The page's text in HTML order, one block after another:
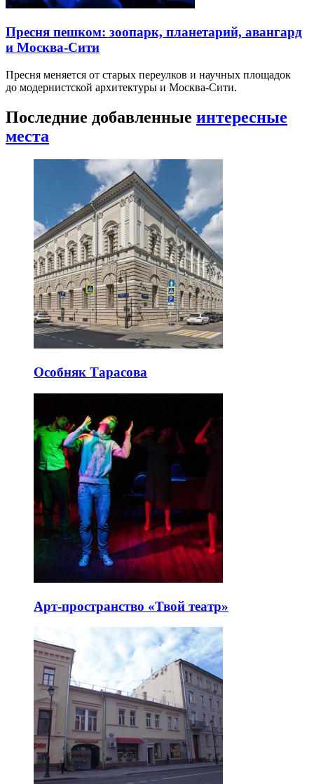
Пресня пешком: зоопарк, планетарий, авангард
и Москва-Сити
Пресня меняется от старых переулков и научных площадок
до модернистской архитектуры и Москва-Сити.
Последние добавленные интересные
места
Особняк Тарасова
Арт-пространство «Твой театр»